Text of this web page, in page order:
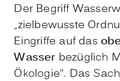
Der Begriff
„zielbewusste
Eingriffe auf das
Wasser bezüglich
Ökologie“. Das